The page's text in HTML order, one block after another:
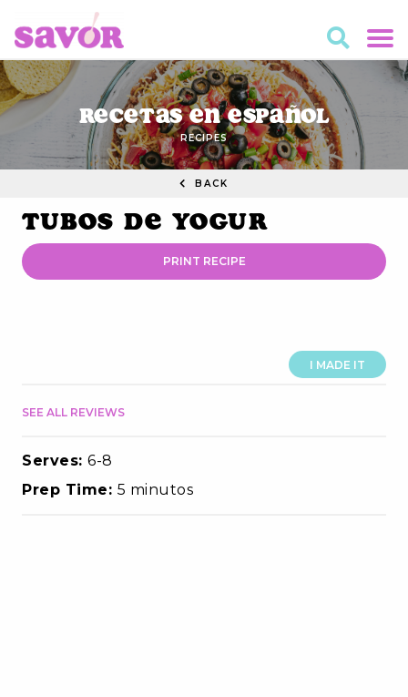
Recetas en Español
RECIPES
BACK
Tubos de Yogur
PRINT RECIPE
I MADE IT
SEE ALL REVIEWS
Serves: 6-8
Prep Time: 5 minutos